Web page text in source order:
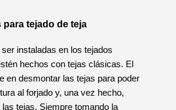
para tejado de teja
instaladas en los tejados
hechos con tejas clásicas. El
en desmontar las tejas para poder
al forjado y, una vez hecho,
tejas. Siempre tomando la